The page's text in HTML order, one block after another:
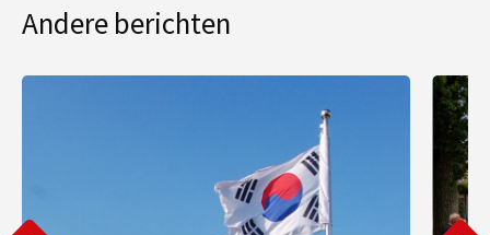
Andere berichten